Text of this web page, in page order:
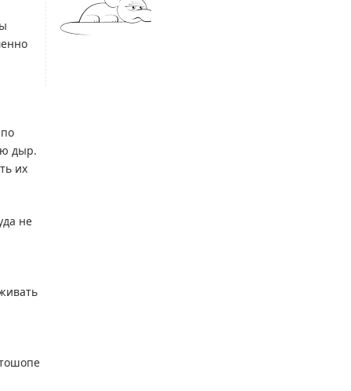
дыр.
их
не